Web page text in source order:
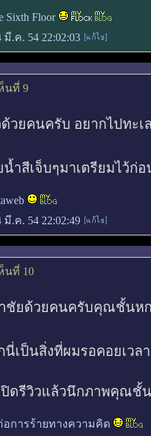
Sixth Floor
มี.ค. 54 22:02:03
นที่ 9
วยคนครับ อยากไปทะเ
ำสีเจ็บๆมาเตรียมไว้ก่
มี.ค. 54 22:02:49
นที่ 10
าชัยด้วยคนครับคุณชั้นห
เป็นสิ่งที่ผมรอคอยเว
ปิดรีวิวแล้วนึกภาพคุณชั้
อการร้ายทางความคิด